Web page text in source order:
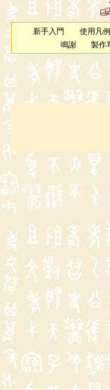
新手入門 使用凡例
鳴謝
製作